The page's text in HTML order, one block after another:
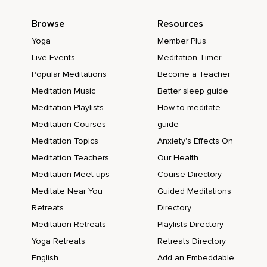
Dass du mir aufgrund deiner Unwissenheit,
Deiner eigenen Verletzungen und Verwirrungen oder weil du
mich loslassen musstest,
Schmerz und Leid zugefügt hast,
Vergebe ich dir von ganzem Herzen.
Atme weiter tief ein und aus.
Du atmest Liebe,
Und mit jedem Ausatmen fließt jeglicher Schmerz und fließen
Durch deine Füße,
Aus dir hinaus.
Atme liebevoll ein und aus.
Browse
Yoga
Live Events
Popular Meditations
Meditation Music
Meditation Playlists
Meditation Courses
Meditation Topics
Meditation Teachers
Meditation Meet-ups
Meditate Near You
Retreats
Meditation Retreats
Yoga Retreats
English
Resources
Member Plus
Meditation Timer
Become a Teacher
Better sleep guide
How to meditate
guide
Anxiety's Effects On
Our Health
Course Directory
Guided Meditations
Directory
Playlists Directory
Retreats Directory
Add an Embeddable